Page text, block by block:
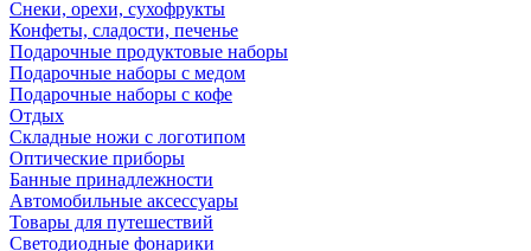
Снеки, орехи, сухофрукты
Конфеты, сладости, печенье
Подарочные продуктовые наборы
Подарочные наборы с медом
Подарочные наборы с кофе
Отдых
Складные ножи с логотипом
Оптические приборы
Банные принадлежности
Автомобильные аксессуары
Товары для путешествий
Светодиодные фонарики